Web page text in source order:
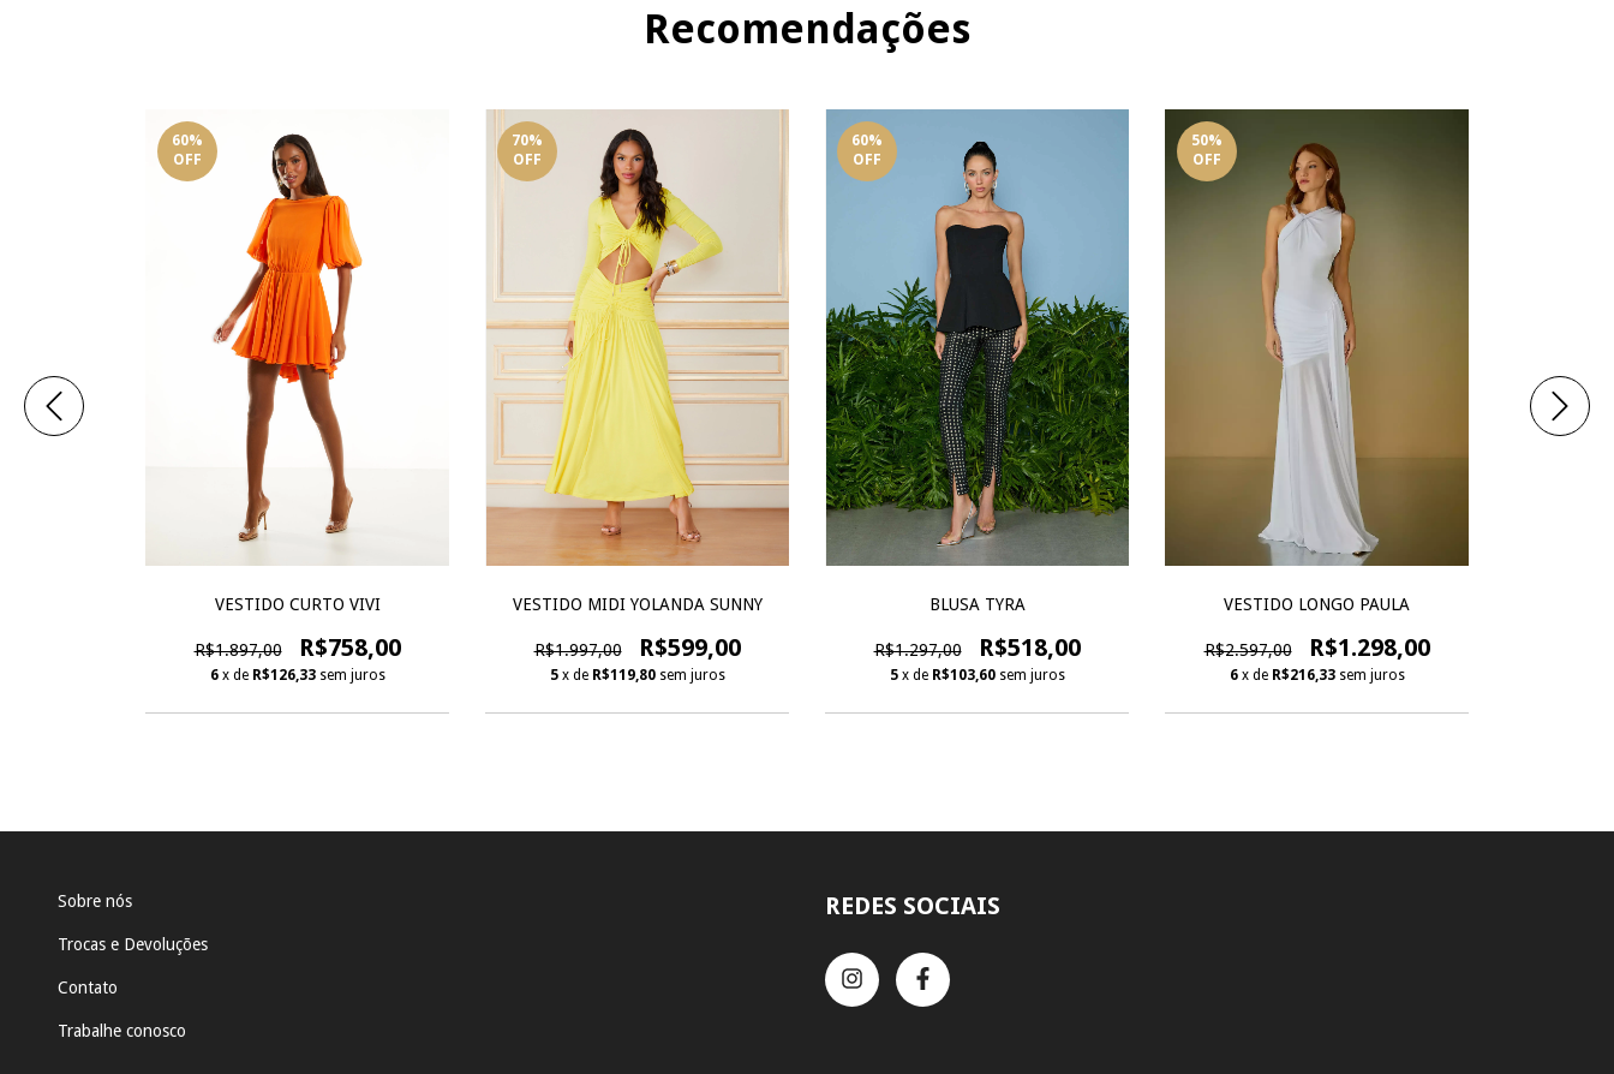
Recomendações
60%
OFF
VESTIDO CURTO VIVI
R$1.897,00 R$758,00
6 x de R$126,33 sem juros
70%
OFF
VESTIDO MIDI YOLANDA SUNNY
R$1.997,00 R$599,00
5 x de R$119,80 sem juros
60%
OFF
BLUSA TYRA
R$1.297,00 R$518,00
5 x de R$103,60 sem juros
50%
OFF
VESTIDO LONGO PAULA
R$2.597,00 R$1.298,00
6 x de R$216,33 sem juros
Sobre nós
Trocas e Devoluções
Contato
Trabalhe conosco
REDES SOCIAIS